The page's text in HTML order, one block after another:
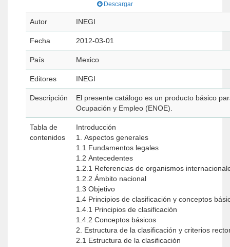
Descargar
Autor INEGI
Fecha 2012-03-01
País Mexico
Editores INEGI
Descripción
El presente catálogo es un producto básico
Ocupación y Empleo (ENOE).
Tabla de
contenidos
Introducción
1. Aspectos generales
1.1 Fundamentos legales
1.2 Antecedentes
1.2.1 Referencias de organismos
1.2.2 Ámbito nacional
1.3 Objetivo
1.4 Principios de clasificación y conceptos
1.4.1 Principios de clasificación
1.4.2 Conceptos básicos
2. Estructura de la clasificación y criterios
2.1 Estructura de la clasificación